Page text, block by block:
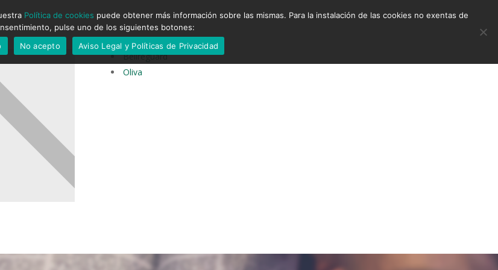
Bellreguard
Oliva
Política de cookies puede obtener más información sobre las mismas. Para la instalación de las cookies no exentas de
pulse uno de los siguientes botones:
No acepto Aviso Legal y Políticas de Privacidad